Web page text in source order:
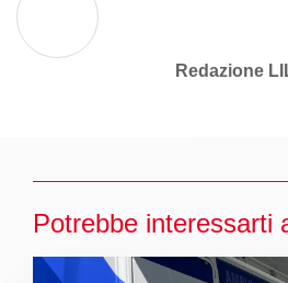
Redazione
Potrebbe interessarti